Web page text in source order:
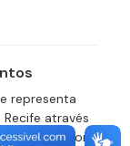
representa
através
indireta com